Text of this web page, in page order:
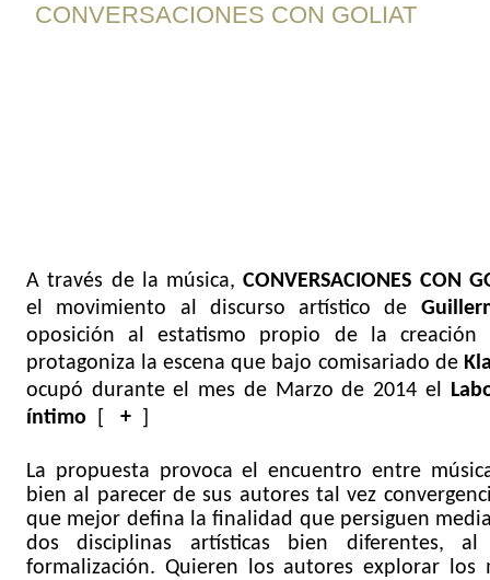
CONVERSACIONES CON GOLIAT
A través de la música,CONVERSACIONES CON
el movimiento al discurso artístico de
oposición al estatismo propio de la creación
protagoniza la escena que bajo comisariado de
ocupó durante el mes de Marzo de 2014 el
íntimo
+
La propuesta provoca el encuentro entre
bien al parecer de sus autores tal vez
que mejor defina la finalidad que persiguen
dos disciplinas artísticas bien diferentes,
formalización. Quieren los autores explorar los